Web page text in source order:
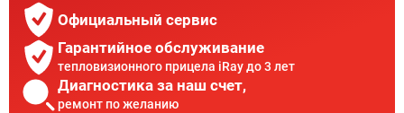
Официальный сервис
Гарантийное обслуживание
тепловизионного прицела iRay до 3 лет
Диагностика за наш счет,
ремонт по желанию